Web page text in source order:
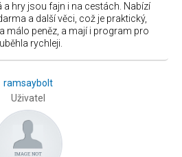
a hry jsou fajn i na cestách. Nabízí
a další věci, což je praktický,
málo peněz, a mají i program pro
rychleji.
ramsaybolt
Uživatel